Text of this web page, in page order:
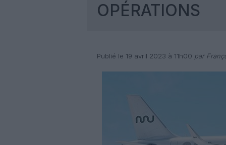
OPÉRATIONS
Publié le 19 avril 2023 à 11h00 par